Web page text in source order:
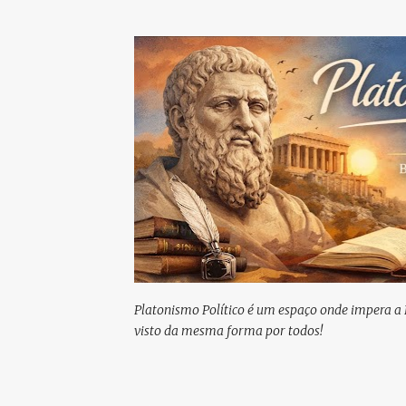
Platonismo Político é um espaço onde impera
visto da mesma forma por todos!